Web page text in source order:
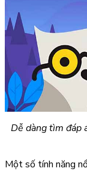
Dễ dàng tìm đáp
Một số tính năng